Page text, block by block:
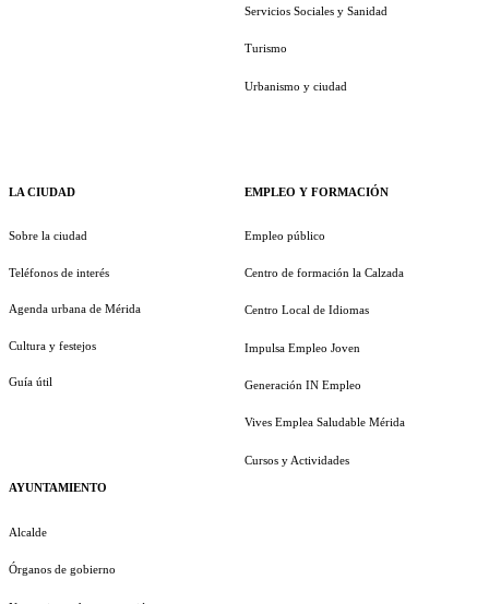
LA CIUDAD
Sobre la ciudad
Teléfonos de interés
Agenda urbana de Mérida
Cultura y festejos
Guía útil
AYUNTAMIENTO
Alcalde
Órganos de gobierno
Servicios Sociales y Sanidad
Turismo
Urbanismo y ciudad
EMPLEO Y FORMACIÓN
Empleo público
Centro de formación la Calzada
Centro Local de Idiomas
Impulsa Empleo Joven
Generación IN Empleo
Vives Emplea Saludable Mérida
Cursos y Actividades